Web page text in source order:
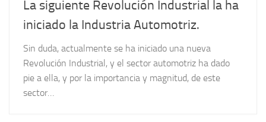
La siguiente Revolución Industrial la ha
iniciado la Industria Automotriz.
Sin duda, actualmente se ha iniciado una nueva
Revolución Industrial, y el sector automotriz ha dado
pie a ella, y por la importancia y magnitud, de este
sector…